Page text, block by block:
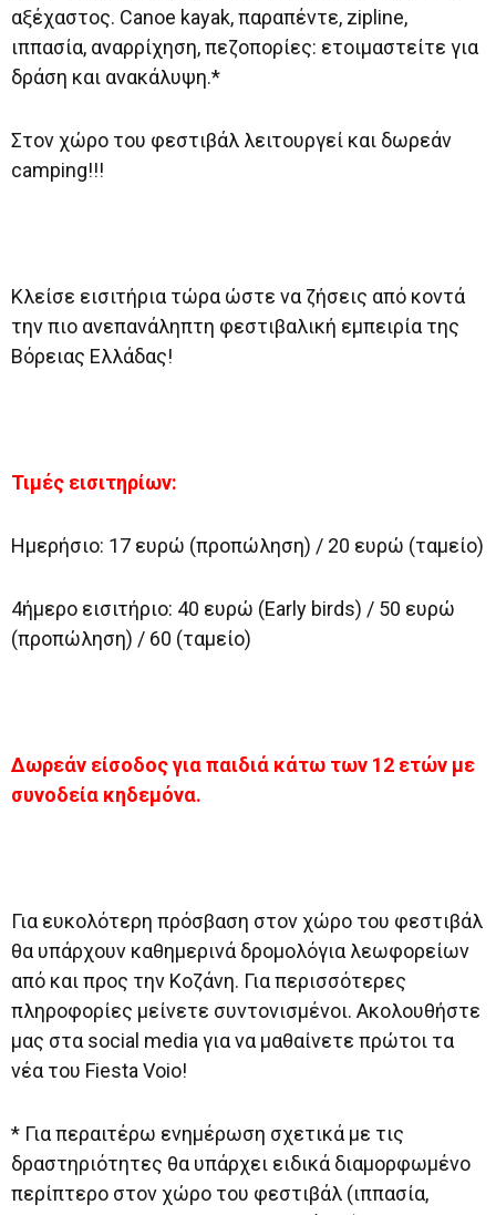
αξέχαστος. Canoe kayak, παραπέντε, zipline,
ιππασία, αναρρίχηση, πεζοπορίες: ετοιμαστείτε για
δράση και ανακάλυψη.*
Στον χώρο του φεστιβάλ λειτουργεί και δωρεάν
camping!!!
Κλείσε εισιτήρια τώρα ώστε να ζήσεις από κοντά
την πιο ανεπανάληπτη φεστιβαλική εμπειρία της
Βόρειας Ελλάδας!
Τιμές εισιτηρίων:
Ημερήσιο: 17 ευρώ (προπώληση) / 20 ευρώ (ταμείο)
4ήμερο εισιτήριο: 40 ευρώ (Early birds) / 50 ευρώ
(προπώληση) / 60 (ταμείο)
Δωρεάν είσοδος για παιδιά κάτω των 12 ετών με
συνοδεία κηδεμόνα.
Για ευκολότερη πρόσβαση στον χώρο του φεστιβάλ
θα υπάρχουν καθημερινά δρομολόγια λεωφορείων
από και προς την Κοζάνη. Για περισσότερες
πληροφορίες μείνετε συντονισμένοι. Ακολουθήστε
μας στα social media για να μαθαίνετε πρώτοι τα
νέα του Fiesta Voio!
* Για περαιτέρω ενημέρωση σχετικά με τις
δραστηριότητες θα υπάρχει ειδικά διαμορφωμένο
περίπτερο στον χώρο του φεστιβάλ (ιππασία,